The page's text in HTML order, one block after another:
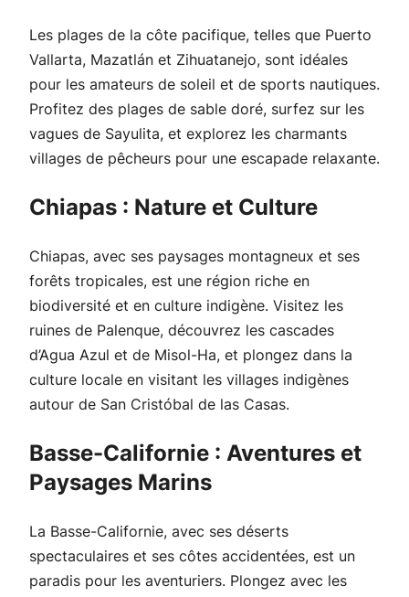
Les plages de la côte pacifique, telles que Puerto
Vallarta, Mazatlán et Zihuatanejo, sont idéales
pour les amateurs de soleil et de sports nautiques.
Profitez des plages de sable doré, surfez sur les
vagues de Sayulita, et explorez les charmants
villages de pêcheurs pour une escapade relaxante.
Chiapas : Nature et Culture
Chiapas, avec ses paysages montagneux et ses
forêts tropicales, est une région riche en
biodiversité et en culture indigène. Visitez les
ruines de Palenque, découvrez les cascades
d’Agua Azul et de Misol-Ha, et plongez dans la
culture locale en visitant les villages indigènes
autour de San Cristóbal de las Casas.
Basse-Californie : Aventures et
Paysages Marins
La Basse-Californie, avec ses déserts
spectaculaires et ses côtes accidentées, est un
paradis pour les aventuriers. Plongez avec les